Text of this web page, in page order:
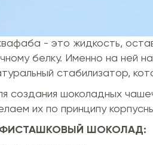
- это жидкость,
белку. Именно на ней
стабилизатор,
создания шоколадных
их по принципу
ШОКОЛАД: